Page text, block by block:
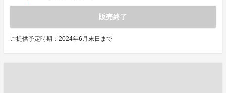
販売終了
ご提供予定時期：2024年6月末日まで